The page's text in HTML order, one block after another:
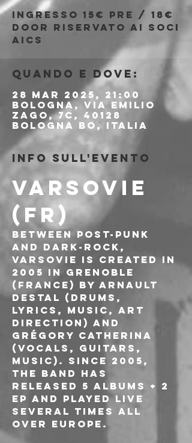
Ingresso 15€ PRE / 18€
DOOR riservato ai soci
AICS
Quando e dove:
28 mar 2025, 21:00
Bologna, Via Emilio
Zago, 7c, 40128
Bologna BO, Italia
Info sull'evento
VARSOVIE
(FR)
Between post-punk
and dark-rock,
VARSOVIE is created in
2005 in Grenoble
(France) by Arnault
Destal (drums,
lyrics, music, art
direction) and
Grégory Catherina
(vocals, guitars,
music). Since 2005,
the band has
released 5 albums + 2
EP and played live
several times all
over Europe.